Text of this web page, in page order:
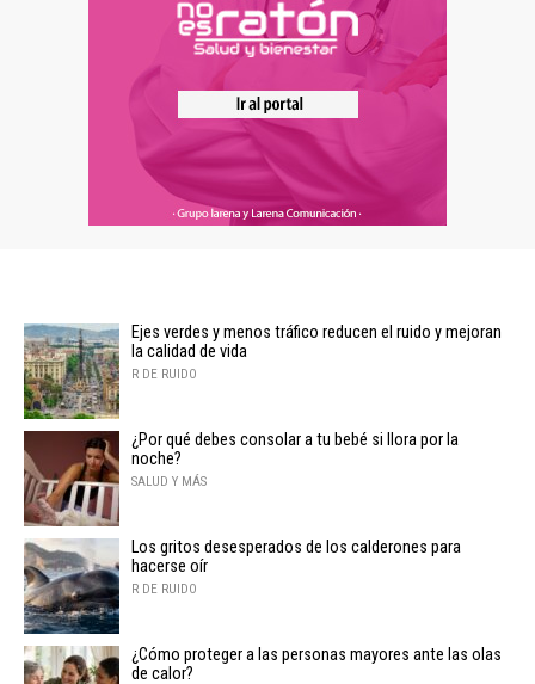
Ejes verdes y menos tráfico reducen el ruido y mejoran
la calidad de vida
R DE RUIDO
¿Por qué debes consolar a tu bebé si llora por la
noche?
SALUD Y MÁS
Los gritos desesperados de los calderones para
hacerse oír
R DE RUIDO
¿Cómo proteger a las personas mayores ante las olas
de calor?